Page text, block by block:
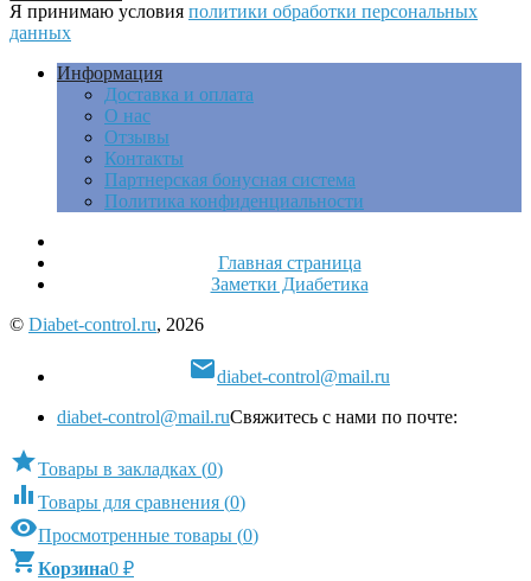
Я принимаю условия политики обработки персональных
данных
Информация
Доставка и оплата
О нас
Отзывы
Контакты
Партнерская бонусная система
Политика конфиденциальности
Главная страница
Заметки Диабетика
© Diabet-control.ru, 2026
diabet-control@mail.ru
diabet-control@mail.ruСвяжитесь с нами по почте:
Товары в закладках (0)
 Товары для сравнения (0)
Просмотренные товары (0)
Корзина0 ₽